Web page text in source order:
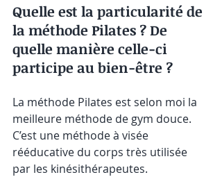
Quelle est la particularité de
la méthode Pilates ? De
quelle manière celle-ci
participe au bien-être ?
La méthode Pilates est selon moi la
meilleure méthode de gym douce.
C’est une méthode à visée
rééducative du corps très utilisée
par les kinésithérapeutes.